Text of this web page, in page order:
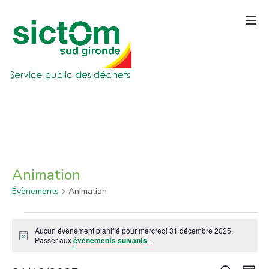
Animation
Évènements Animation
for
Notice
Aucun évènement planifié pour mercredi 31 décembre 2025.
Passer auxévènements suivants .